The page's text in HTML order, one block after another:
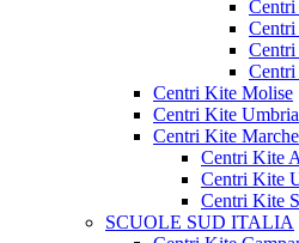
Centri
Centri
Centri Kite Molise
Centri Kite Umbria
Centri Kite Marche
Centri Kite
Centri Kite
Centri Kite
SCUOLE SUD ITALIA